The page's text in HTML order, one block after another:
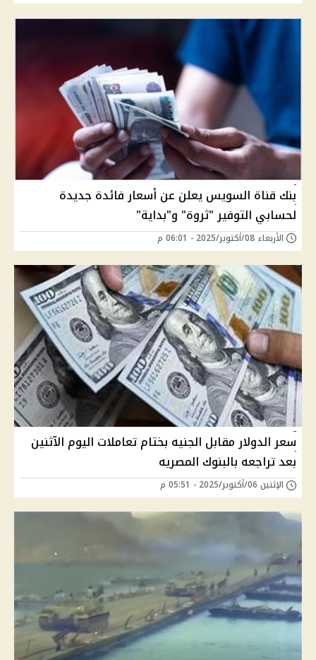
بنك قناة السويس يعلن عن أسعار فائدة جديدة
لحسابي التوفير "ثروة" و"بداية"
الأربعاء 08/أكتوبر/2025 - 06:01 م
سعر الدولار مقابل الجنيه بختام تعاملات اليوم الآثنين
بعد تراجعه بالبنوك المصريه
الإثنين 06/أكتوبر/2025 - 05:51 م